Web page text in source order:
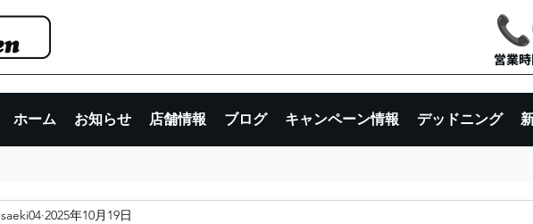
営業
ホーム お知らせ 店舗情報 ブログ キャンペーン情報 デッドニング
saeki04 2025年10月19日